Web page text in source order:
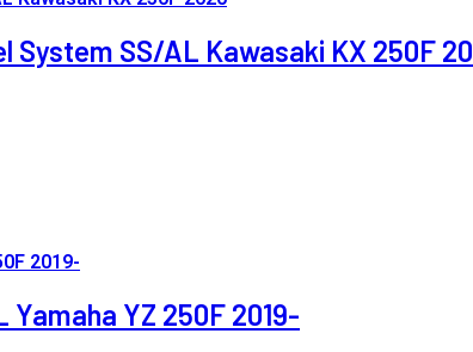
SS/AL Kawasaki KX 250F
YZ 250F 2019-